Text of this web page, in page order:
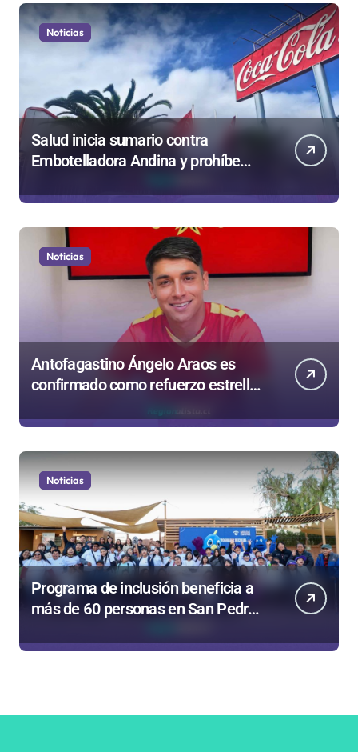
Noticias
Salud inicia sumario contra
Embotelladora Andina y prohíbe
laborales
Noticias
Antofagastino Ángelo Araos es
confirmado como refuerzo estrella
Noticias
Programa de inclusión beneficia a
más de 60 personas en San Pedro